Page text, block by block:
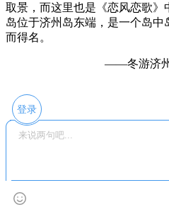
取景，而这里也是《恋风恋歌
岛位于济州岛东端，是一个岛
而得名。
——冬游济州
登录